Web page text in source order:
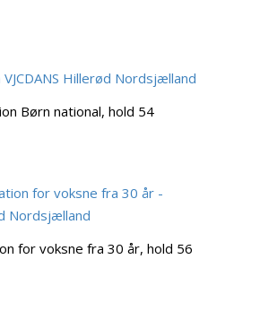
Børn national, hold 54
for voksne fra 30 år, hold 56